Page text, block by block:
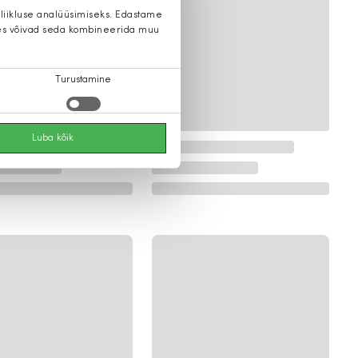
analüüsimiseks. Edastame
võivad seda kombineerida muu
Turustamine
Luba kõik